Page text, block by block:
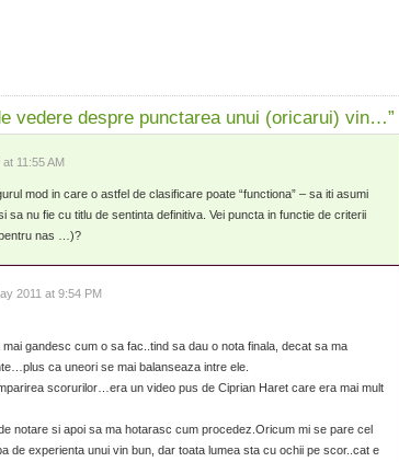
vedere despre punctarea unui (oricarui) vin…”
11:55 AM
mod in care o astfel de clasificare poate “functiona” – sa iti asumi
sa nu fie cu titlu de sentinta definitiva. Vei puncta in functie de criterii
nas …)?
2011 at 9:54 PM
gandesc cum o sa fac..tind sa dau o nota finala, decat sa ma
ca uneori se mai balanseaza intre ele.
scorurilor…era un video pus de Ciprian Haret care era mai mult
notare si apoi sa ma hotarasc cum procedez.Oricum mi se pare cel
de experienta unui vin bun, dar toata lumea sta cu ochii pe scor..cat e